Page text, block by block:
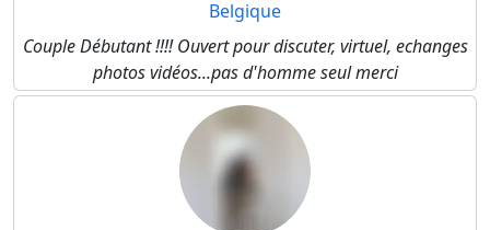
Belgique
Couple Débutant !!!! Ouvert pour discuter, virtuel, echanges
photos vidéos...pas d'homme seul merci